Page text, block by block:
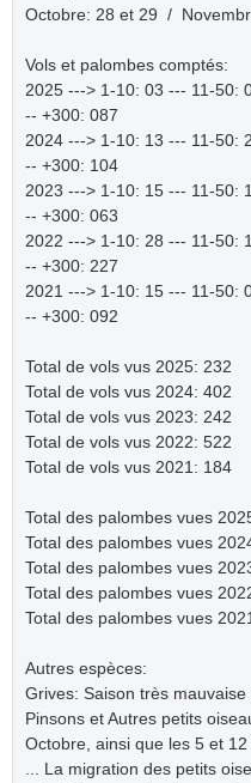
Octobre: 28 et 29 /
Vols et palombes comptés:
2025 ---> 1-10: 03 --- 11-50:
-- +300: 087
2024 ---> 1-10: 13 --- 11-50:
-- +300: 104
2023 ---> 1-10: 15 --- 11-50:
-- +300: 063
2022 ---> 1-10: 28 --- 11-50:
-- +300: 227
2021 ---> 1-10: 15 --- 11-50:
-- +300: 092
Total de vols vus 2025: 232
Total de vols vus 2024: 402
Total de vols vus 2023: 242
Total de vols vus 2022: 522
Total de vols vus 2021: 184
Total des palombes vues
Total des palombes vues
Total des palombes vues
Total des palombes vues
Total des palombes vues
Autres espèces:
Grives: Saison très
Pinsons et Autres petits
Octobre, ainsi que les 5 et 12
... La migration des petits